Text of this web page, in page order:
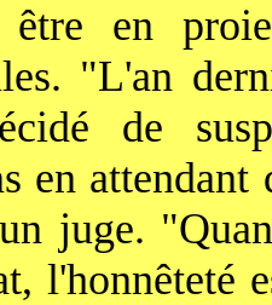
être en
"L'an
de
en
juge.
l'honnêteté